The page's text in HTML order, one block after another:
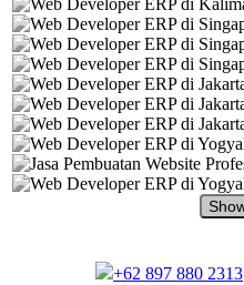
+62 897 880 2313